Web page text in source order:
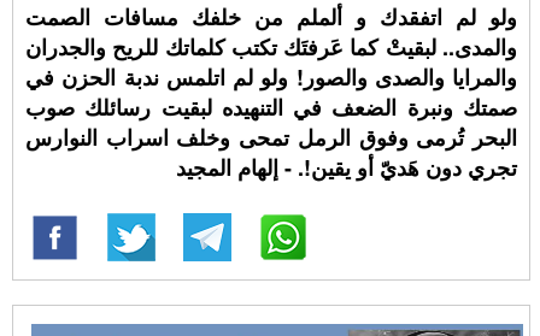
ولو لم اتفقدك و ألملم من خلفك مسافات الصمت
والمدى.. لبقيتْ كما عَرفتَك تكتب كلماتك للريح والجدران
والمرايا والصدى والصور! ولو لم اتلمس ندبة الحزن في
صمتك ونبرة الضعف في التنهيده لبقيت رسائلك صوب
البحر تُرمى وفوق الرمل تمحى وخلف اسراب النوارس
تجري دون هَديّ أو يقين!. - إلهام المجيد